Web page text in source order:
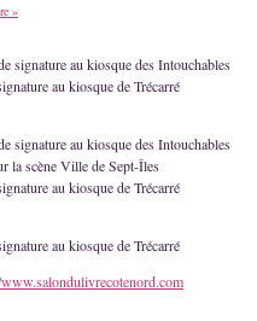
»
signature au kiosque des Intouchables
au kiosque de Trécarré
signature au kiosque des Intouchables
la scène Ville de Sept-Îles
au kiosque de Trécarré
au kiosque de Trécarré